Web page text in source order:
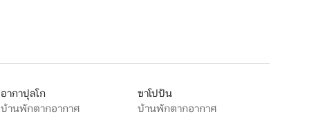
อากาปุลโก
บ้านพักตากอากาศ
ซาโปปัน
บ้านพักตากอากาศ